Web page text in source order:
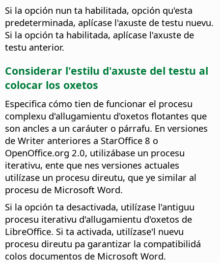
Si la opción nun ta habilitada, opción qu'esta
predeterminada, aplícase l'axuste de testu nuevu.
Si la opción ta habilitada, aplícase l'axuste de
testu anterior.
Considerar l'estilu d'axuste del testu al
colocar los oxetos
Especifica cómo tien de funcionar el procesu
complexu d'allugamientu d'oxetos flotantes que
son ancles a un caráuter o párrafu. En versiones
de Writer anteriores a StarOffice 8 o
OpenOffice.org 2.0, utilizábase un procesu
iterativu, ente que nes versiones actuales
utilízase un procesu direutu, que ye similar al
procesu de Microsoft Word.
Si la opción ta desactivada, utilízase l'antiguu
procesu iterativu d'allugamientu d'oxetos de
LibreOffice. Si ta activada, utilízase'l nuevu
procesu direutu pa garantizar la compatibilidá
colos documentos de Microsoft Word.